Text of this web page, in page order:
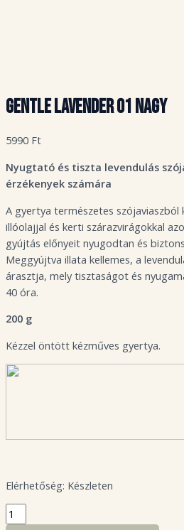
Gentle Lavender 01 Nagy
5990 Ft
Nyugtató és tiszta levendulás
érzékenyek számára
A gyertya természetes szójaviaszból
illóolajjal és kerti szárazvirágokkal
gyújtás előnyeit nyugodtan és
Meggyújtva illata kellemes, a
árasztja, mely tisztaságot és
40 óra.
200 g
Kézzel öntött kézműves gyertya.
Elérhetőség: Készleten